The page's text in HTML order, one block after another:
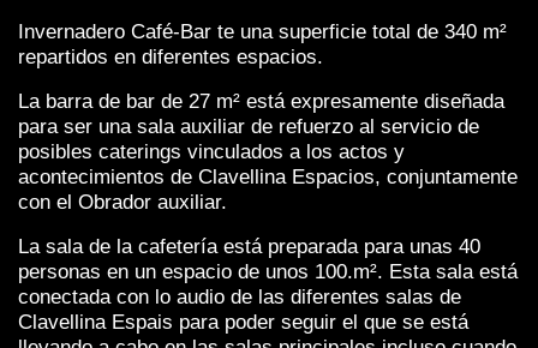
Invernadero Café-Bar te una superficie total de 340 m²
repartidos en diferentes espacios.
La barra de bar de 27 m² está expresamente diseñada
para ser una sala auxiliar de refuerzo al servicio de
posibles caterings vinculados a los actos y
acontecimientos de Clavellina Espacios, conjuntamente
con el Obrador auxiliar.
La sala de la cafetería está preparada para unas 40
personas en un espacio de unos 100.m². Esta sala está
conectada con lo audio de las diferentes salas de
Clavellina Espais para poder seguir el que se está